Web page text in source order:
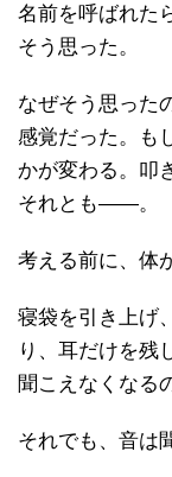
名前を呼ばれた
そう思った。
なぜそう思った
感覚だった。も
かが変わる。叩
それとも――。
考える前に、体
寝袋を引き上げ
り、耳だけを残
聞こえなくなる
それでも、音は